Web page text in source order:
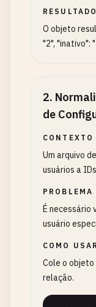
RESULTADO
O objeto
"2", "inativo":
2.
de
CONTEXTO
Um arquivo
usuários a
PROBLEMA
É necessário
usuário
COMO USAR
Cole o
relação.